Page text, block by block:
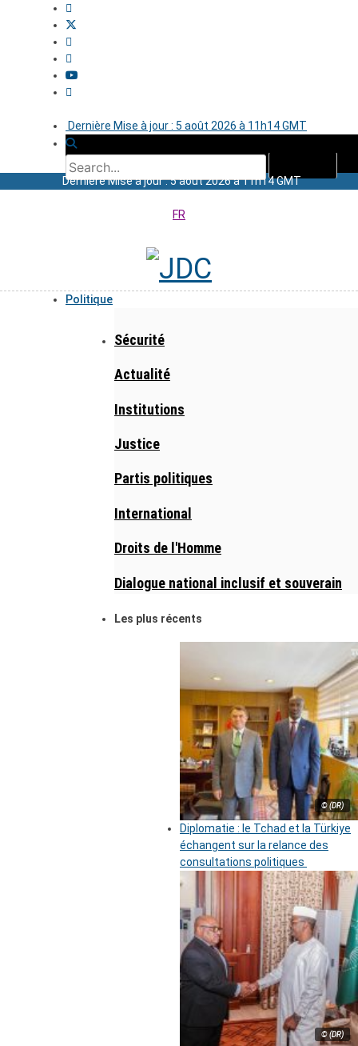
Dernière Mise à jour : 5 août 2026 à 11h14 GMT
Dernière Mise à jour : 5 août 2026 à 11h14 GMT
FR
Politique
Sécurité
Actualité
Institutions
Justice
Partis politiques
International
Droits de l'Homme
Dialogue national inclusif et souverain
Les plus récents
© (DR)
Diplomatie : le Tchad et la Türkiye
échangent sur la relance des
consultations politiques
© (DR)